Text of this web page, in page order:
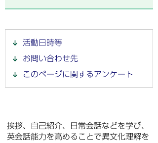
活動日時等
お問い合わせ先
このページに関するアンケート
挨拶、自己紹介、日常会話などを学び、
英会話能力を高めることで異文化理解を